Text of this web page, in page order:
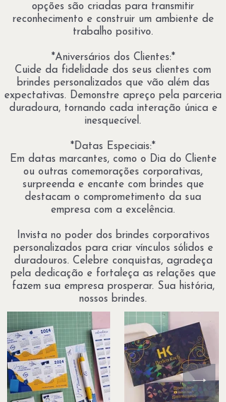
opções são criadas para transmitir
reconhecimento e construir um ambiente de
trabalho positivo.
*Aniversários dos Clientes:*
Cuide da fidelidade dos seus clientes com
brindes personalizados que vão além das
expectativas. Demonstre apreço pela parceria
duradoura, tornando cada interação única e
inesquecível.
*Datas Especiais:*
Em datas marcantes, como o Dia do Cliente
ou outras comemorações corporativas,
surpreenda e encante com brindes que
destacam o comprometimento da sua
empresa com a excelência.
Invista no poder dos brindes corporativos
personalizados para criar vínculos sólidos e
duradouros. Celebre conquistas, agradeça
pela dedicação e fortaleça as relações que
fazem sua empresa prosperar. Sua história,
nossos brindes.